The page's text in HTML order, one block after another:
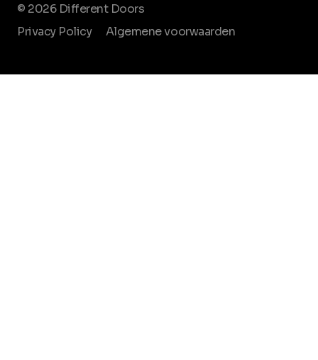
© 2026 Different Doors
Privacy Policy
Algemene voorwaarden